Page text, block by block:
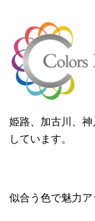
姫路、加古川、
しています。
似合う色で魅力